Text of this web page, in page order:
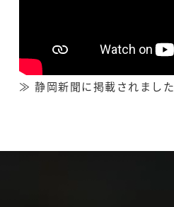
≫ 静岡新聞に掲載されました